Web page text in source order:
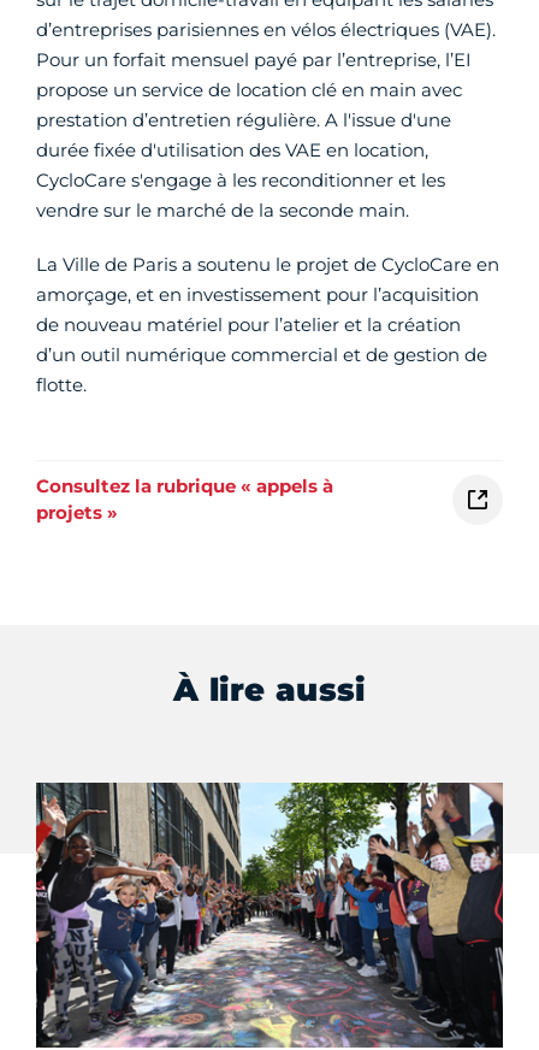
d’entreprises parisiennes en vélos électriques (VAE).
Pour un forfait mensuel payé par l’entreprise, l’EI
propose un service de location clé en main avec
prestation d’entretien régulière. A l'issue d'une
durée fixée d'utilisation des VAE en location,
CycloCare s'engage à les reconditionner et les
vendre sur le marché de la seconde main.
La Ville de Paris a soutenu le projet de CycloCare en
amorçage, et en investissement pour l’acquisition
de nouveau matériel pour l’atelier et la création
d’un outil numérique commercial et de gestion de
flotte.
Consultez la rubrique « appels à
projets »
À lire aussi